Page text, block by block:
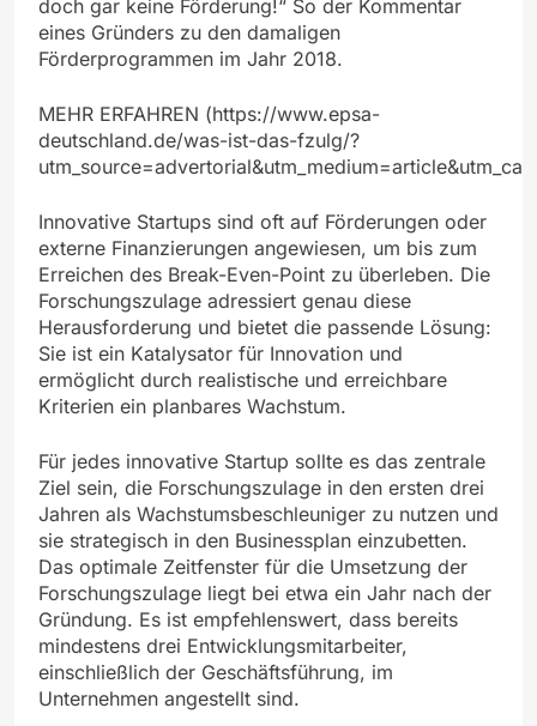
doch gar keine Förderung!“ So der Kommentar
eines Gründers zu den damaligen
Förderprogrammen im Jahr 2018.
MEHR ERFAHREN (https://www.epsa-
deutschland.de/was-ist-das-fzulg/?
Innovative Startups sind oft auf Förderungen oder
externe Finanzierungen angewiesen, um bis zum
Erreichen des Break-Even-Point zu überleben. Die
Forschungszulage adressiert genau diese
Herausforderung und bietet die passende Lösung:
Sie ist ein Katalysator für Innovation und
ermöglicht durch realistische und erreichbare
Kriterien ein planbares Wachstum.
Für jedes innovative Startup sollte es das zentrale
Ziel sein, die Forschungszulage in den ersten drei
Jahren als Wachstumsbeschleuniger zu nutzen und
sie strategisch in den Businessplan einzubetten.
Das optimale Zeitfenster für die Umsetzung der
Forschungszulage liegt bei etwa ein Jahr nach der
Gründung. Es ist empfehlenswert, dass bereits
mindestens drei Entwicklungsmitarbeiter,
einschließlich der Geschäftsführung, im
Unternehmen angestellt sind.